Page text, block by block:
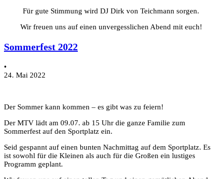
Für gute Stimmung wird DJ Dirk von Teichmann sorgen.
Wir freuen uns auf einen unvergesslichen Abend mit euch!
Sommerfest 2022
•
24. Mai 2022
Der Sommer kann kommen – es gibt was zu feiern!
Der MTV lädt am 09.07. ab 15 Uhr die ganze Familie zum
Sommerfest auf den Sportplatz ein.
Seid gespannt auf einen bunten Nachmittag auf dem Sportplatz. Es
ist sowohl für die Kleinen als auch für die Großen ein lustiges
Programm geplant.